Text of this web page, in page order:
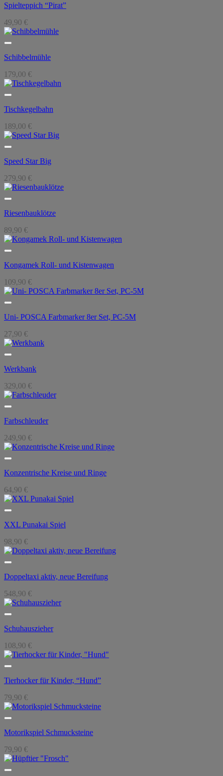
Spielteppich “Pirat”
49,90 €
Schibbelmühle
179,00 €
Tischkegelbahn
189,00 €
Speed Star Big
279,90 €
Riesenbauklötze
89,90 €
Kongamek Roll- und Kistenwagen
109,90 €
Uni- POSCA Farbmarker 8er Set, PC-5M
27,90 €
Werkbank
329,00 €
Farbschleuder
249,90 €
Konzentrische Kreise und Ringe
64,90 €
XXL Punakai Spiel
98,90 €
Doppeltaxi aktiv, neue Bereifung
548,90 €
Schuhauszieher
108,90 €
Tierhocker für Kinder, “Hund”
79,90 €
Motorikspiel Schmucksteine
79,90 €